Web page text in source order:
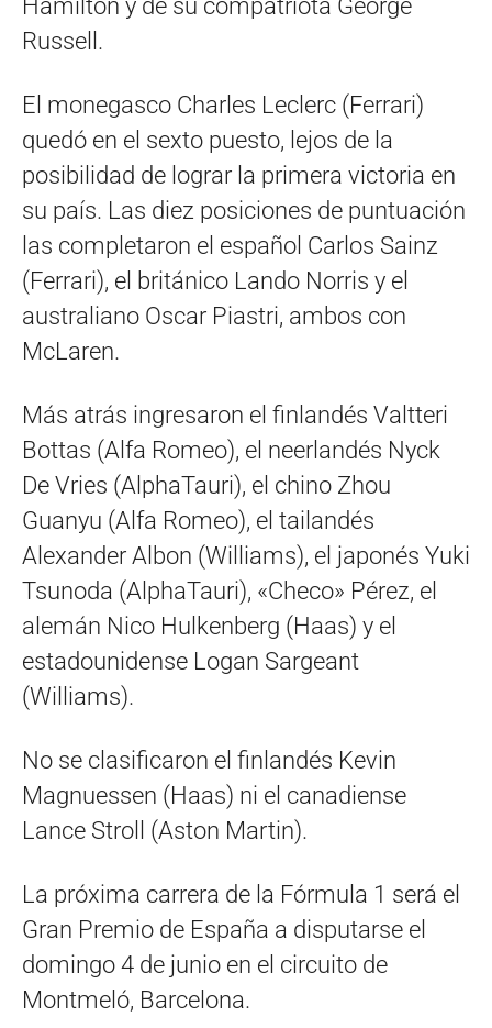
Hamilton y de su compatriota George
Russell.
El monegasco Charles Leclerc (Ferrari)
quedó en el sexto puesto, lejos de la
posibilidad de lograr la primera victoria en
su país. Las diez posiciones de puntuación
las completaron el español Carlos Sainz
(Ferrari), el británico Lando Norris y el
australiano Oscar Piastri, ambos con
McLaren.
Más atrás ingresaron el finlandés Valtteri
Bottas (Alfa Romeo), el neerlandés Nyck
De Vries (AlphaTauri), el chino Zhou
Guanyu (Alfa Romeo), el tailandés
Alexander Albon (Williams), el japonés Yuki
Tsunoda (AlphaTauri), «Checo» Pérez, el
alemán Nico Hulkenberg (Haas) y el
estadounidense Logan Sargeant
(Williams).
No se clasificaron el finlandés Kevin
Magnuessen (Haas) ni el canadiense
Lance Stroll (Aston Martin).
La próxima carrera de la Fórmula 1 será el
Gran Premio de España a disputarse el
domingo 4 de junio en el circuito de
Montmeló, Barcelona.